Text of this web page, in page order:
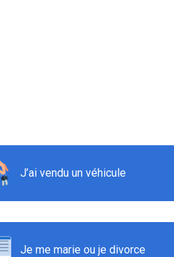
J’ai vendu un véhicule
Je me marie ou je divorce